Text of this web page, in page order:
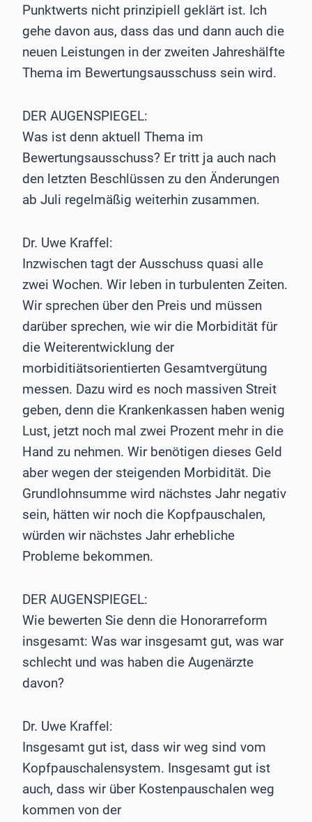
Punktwerts nicht prinzipiell geklärt ist. Ich
gehe davon aus, dass das und dann auch die
neuen Leistungen in der zweiten Jahreshälfte
Thema im Bewertungsausschuss sein wird.
DER AUGENSPIEGEL:
Was ist denn aktuell Thema im
Bewertungsausschuss? Er tritt ja auch nach
den letzten Beschlüssen zu den Änderungen
ab Juli regelmäßig weiterhin zusammen.
Dr. Uwe Kraffel:
Inzwischen tagt der Ausschuss quasi alle
zwei Wochen. Wir leben in turbulenten Zeiten.
Wir sprechen über den Preis und müssen
darüber sprechen, wie wir die Morbidität für
die Weiterentwicklung der
morbiditiätsorientierten Gesamtvergütung
messen. Dazu wird es noch massiven Streit
geben, denn die Krankenkassen haben wenig
Lust, jetzt noch mal zwei Prozent mehr in die
Hand zu nehmen. Wir benötigen dieses Geld
aber wegen der steigenden Morbidität. Die
Grundlohnsumme wird nächstes Jahr negativ
sein, hätten wir noch die Kopfpauschalen,
würden wir nächstes Jahr erhebliche
Probleme bekommen.
DER AUGENSPIEGEL:
Wie bewerten Sie denn die Honorarreform
insgesamt: Was war insgesamt gut, was war
schlecht und was haben die Augenärzte
davon?
Dr. Uwe Kraffel:
Insgesamt gut ist, dass wir weg sind vom
Kopfpauschalensystem. Insgesamt gut ist
auch, dass wir über Kostenpauschalen weg
kommen von der